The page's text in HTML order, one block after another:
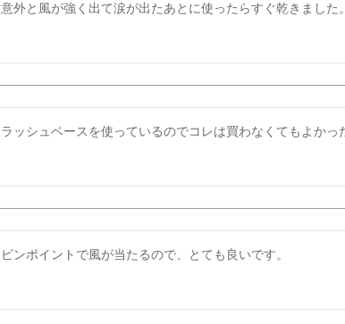
意外と風が強く出て涙が出たあとに使ったらすぐ乾きました。
ピンポイントで風が当たるので、とても良いです。